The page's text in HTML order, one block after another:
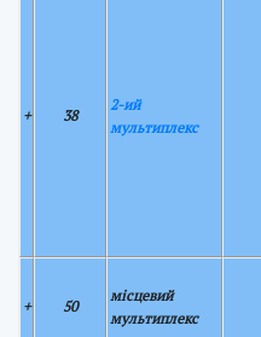
+ 38
2-ий
мультиплекс
+ 50
місцевий
мультиплекс